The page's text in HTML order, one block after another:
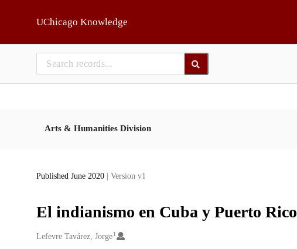
UChicago Knowledge
Arts & Humanities Division
Published June 2020 | Version v1
El indianismo en Cuba y Puerto Rico
Creators
Lefevre Tavárez, Jorge 1